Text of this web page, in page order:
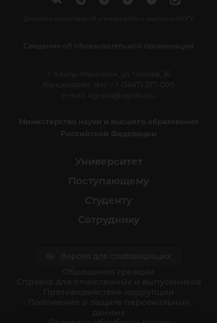
Делитесь новостями об университете с хештегом #ЮГУ
Сведения об образовательной организации
г. Ханты-Мансийск, ул. Чехова, 16
Канцелярия: тел.: +7 (3467) 377-000
e-mail:
ugrasu@ugrasu.ru
Министерство науки и высшего образования
Российской Федерации
Университет
Поступающему
Студенту
Сотруднику